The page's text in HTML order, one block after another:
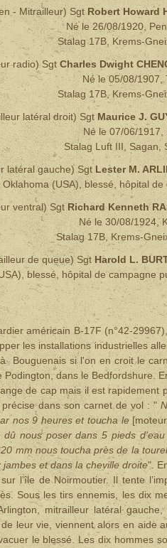
- Mitrailleur) SgtRobert Howard
Né le 26/08/1920,
Stalag 17B, Krems-
radio) SgtCharles Dwight
Né le 05/08/1907,
Stalag 17B, Krems-
latéral droit) SgtMaurice J.
Né le 07/06/1917,
Stalag Luft III, Sagan,
latéral gauche) Sgt Lester M.
Oklahoma (USA), blessé, hôpital
ventral) SgtRichard Kenneth
Né le 30/08/1924,
Stalag 17B, Krems-
de queue) SgtHarold L.
blessé, hôpital de campagne
américain B-17F (n°42-
les installations industrielles
Bouguenais si l'on en croit le
Podington, dans le Bedfordshure.
de cap mais il est
dans son carnet de vol : "
nos 9 heures et toucha le
dû nous poser dans 5 pieds d'eau
mm nous toucha près de la
et dans la cheville droite".
l’île de Noirmoutier. Il tente
Sous les tirs ennemis, les dix
mitrailleur latéral
leur vie, viennent alors en aide
le blessé.Les dix hommes